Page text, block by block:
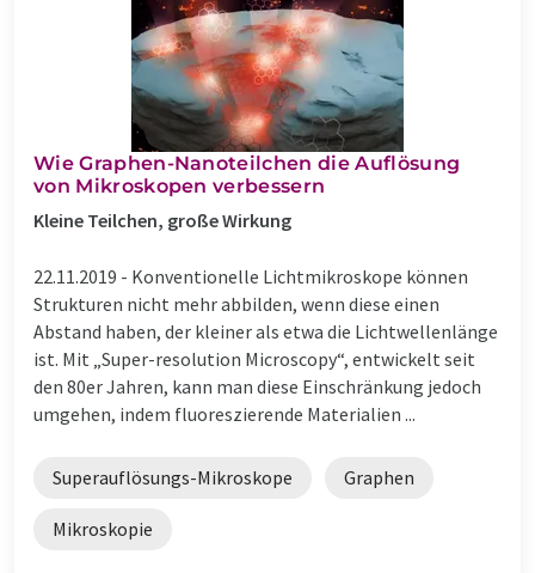
Wie Graphen-Nanoteilchen die Auflösung
von Mikroskopen verbessern
Kleine Teilchen, große Wirkung
22.11.2019 - Konventionelle Lichtmikroskope können
Strukturen nicht mehr abbilden, wenn diese einen
Abstand haben, der kleiner als etwa die Lichtwellenlänge
ist. Mit „Super-resolution Microscopy“, entwickelt seit
den 80er Jahren, kann man diese Einschränkung jedoch
umgehen, indem fluoreszierende Materialien ...
Superauflösungs-Mikroskope Graphen
Mikroskopie